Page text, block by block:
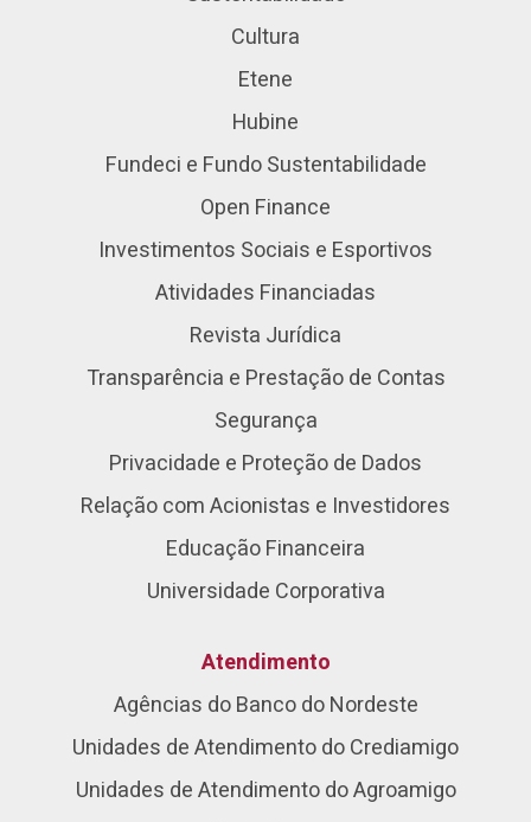
Cultura
Etene
Hubine
Fundeci e Fundo Sustentabilidade
Open Finance
Investimentos Sociais e Esportivos
Atividades Financiadas
Revista Jurídica
Transparência e Prestação de Contas
Segurança
Privacidade e Proteção de Dados
Relação com Acionistas e Investidores
Educação Financeira
Universidade Corporativa
Atendimento
Agências do Banco do Nordeste
Unidades de Atendimento do Crediamigo
Unidades de Atendimento do Agroamigo